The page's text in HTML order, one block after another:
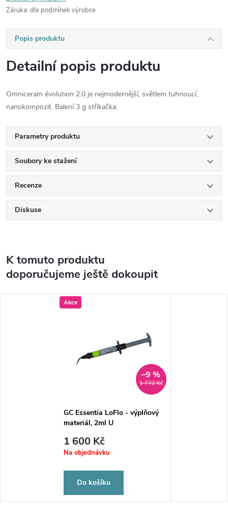
Záruka: dle podmínek výrobce
Popis produktu
Detailní popis produktu
Omniceram évolution 2.0 je nejmodernější, světlem tuhnoucí,
nanokompozit. Balení 3 g stříkačka.
Parametry produktu
Soubory ke stažení
Recenze
Diskuse
K tomuto produktu
doporučujeme ještě dokoupit
Akce
1 772 Kč
–9 %
GC Essentia LoFlo - výplňový
materiál, 2ml U
1 600 Kč
Na objednávku
Do košíku